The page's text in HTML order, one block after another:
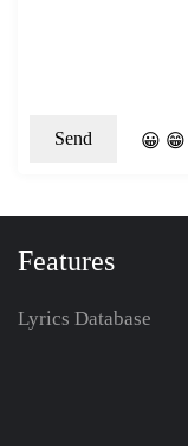
😀 😁
Features
Lyrics Database